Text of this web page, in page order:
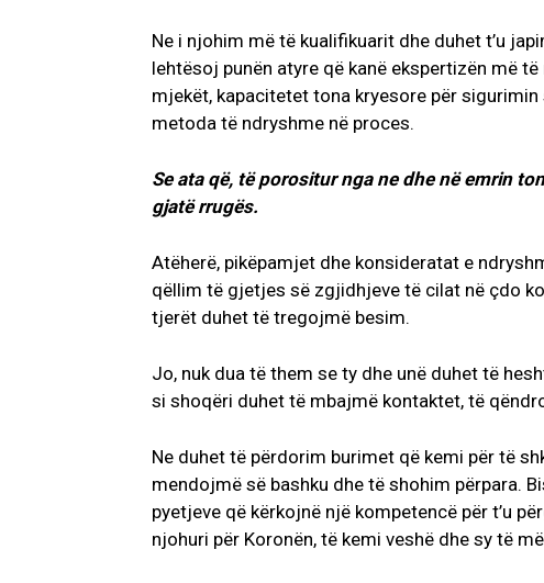
Ne i njohim më të kualifikuarit dhe duhet t’u
lehtësoj punën atyre që kanë ekspertizën më
mjekët, kapacitetet tona kryesore për
metoda të ndryshme në proces.
Se ata që, të porositur nga ne dhe në emrin
gjatë rrugës.
Atëherë, pikëpamjet dhe konsideratat e
qëllim të gjetjes së zgjidhjeve të cilat në çdo
tjerët duhet të tregojmë besim.
Jo, nuk dua të them se ty dhe unë duhet të
si shoqëri duhet të mbajmë kontaktet, të
Ne duhet të përdorim burimet që kemi për të
mendojmë së bashku dhe të shohim përpara.
pyetjeve që kërkojnë një kompetencë për t’u
njohuri për Koronën, të kemi veshë dhe sy të